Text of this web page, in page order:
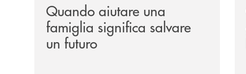
Quando aiutare una
famiglia significa salvare
un futuro